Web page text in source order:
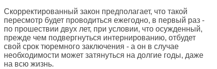
Скорректированный закон предполагает, что такой
пересмотр будет проводиться ежегодно, в первый раз -
по прошествии двух лет, при условии, что осужденный,
прежде чем подвергнуться интернированию, отбудет
свой срок тюремного заключения - а он в случае
необходимости может затянуться на долгие годы, даже
на всю жизнь.